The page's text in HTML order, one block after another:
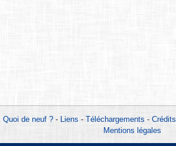
Quoi de neuf ?- Liens - Téléchargements - Crédits
Mentions légales